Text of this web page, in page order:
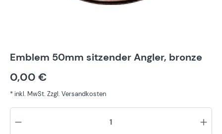
Emblem 50mm sitzender Angler, bronze
0,00 €
* inkl. MwSt. Zzgl. Versandkosten